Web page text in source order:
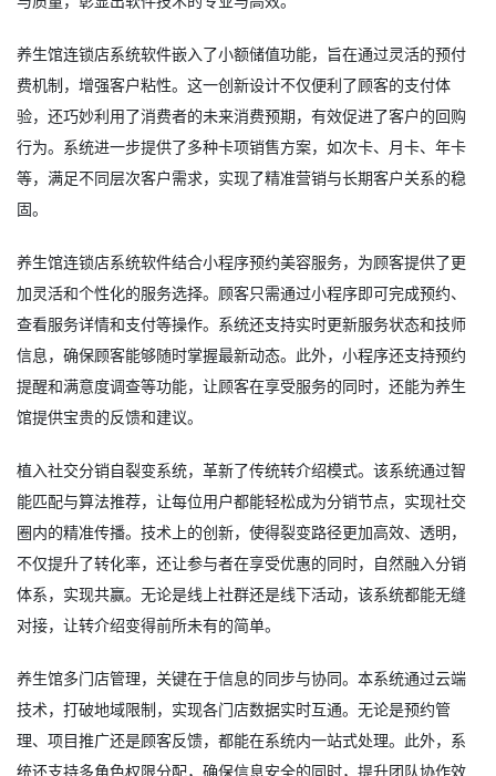
养生馆连锁店系统软件嵌入了小额储值功能，旨在通过灵活的预付
费机制，增强客户粘性。这一创新设计不仅便利了顾客的支付体
验，还巧妙利用了消费者的未来消费预期，有效促进了客户的回购
行为。系统进一步提供了多种卡项销售方案，如次卡、月卡、年卡
等，满足不同层次客户需求，实现了精准营销与长期客户关系的稳
固。
养生馆连锁店系统软件结合小程序预约美容服务，为顾客提供了更
加灵活和个性化的服务选择。顾客只需通过小程序即可完成预约、
查看服务详情和支付等操作。系统还支持实时更新服务状态和技师
信息，确保顾客能够随时掌握最新动态。此外，小程序还支持预约
提醒和满意度调查等功能，让顾客在享受服务的同时，还能为养生
馆提供宝贵的反馈和建议。
植入社交分销自裂变系统，革新了传统转介绍模式。该系统通过智
能匹配与算法推荐，让每位用户都能轻松成为分销节点，实现社交
圈内的精准传播。技术上的创新，使得裂变路径更加高效、透明，
不仅提升了转化率，还让参与者在享受优惠的同时，自然融入分销
体系，实现共赢。无论是线上社群还是线下活动，该系统都能无缝
对接，让转介绍变得前所未有的简单。
养生馆多门店管理，关键在于信息的同步与协同。本系统通过云端
技术，打破地域限制，实现各门店数据实时互通。无论是预约管
理、项目推广还是顾客反馈，都能在系统内一站式处理。此外，系
统还支持多角色权限分配，确保信息安全的同时，提升团队协作效